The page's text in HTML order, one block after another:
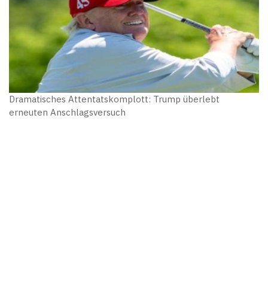
Dramatisches Attentatskomplott: Trump überlebt
erneuten Anschlagsversuch